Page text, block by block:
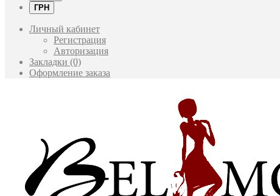
ГРН
Личный кабинет
Регистрация
Авторизация
Закладки (0)
Оформление заказа